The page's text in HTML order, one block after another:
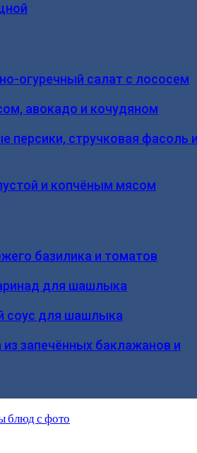
огуречный салат с лососем
авокадо и кочудяном
персики, стручковая фасоль
и копчёным мясом
базилика и томатов
для шашлыка
соус для шашлыка
из запечённых баклажанов и